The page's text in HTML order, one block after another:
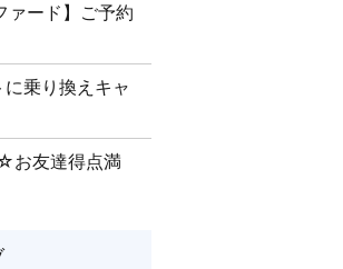
ァード】ご予約
に乗り換えキャ
お友達得点満